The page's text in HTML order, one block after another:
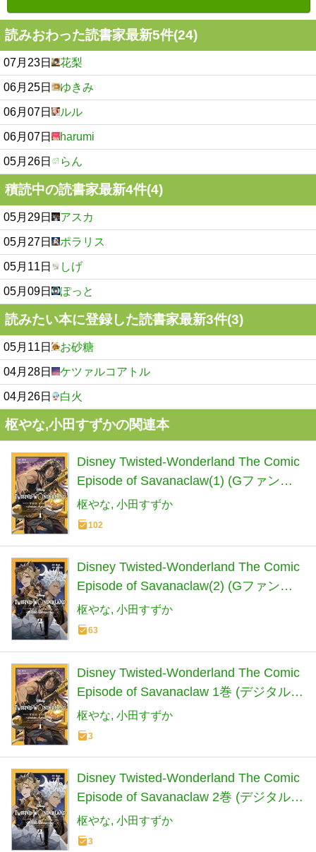
読みおわった読書家最新5件(24)
07月23日 花梨
06月25日 ゆきみ
06月07日 ルル
06月07日 harumi
05月26日 らん
積読中の読書家最新4件(4)
05月29日 アスカ
05月27日 ポラリス
05月11日 しげ
05月09日 ぽっと
読みたい本に登録した読書家最新3件(3)
05月11日 お砂糖
04月28日 ケツァルコアトル
04月26日 白火
枢やな,小田すずかの関連本
Disney Twisted-Wonderland The Comic
Episode of Savanaclaw(1) (Gファンタ
ジーコミックス)
枢やな 小田すずか
102
Disney Twisted-Wonderland The Comic
Episode of Savanaclaw(2) (Gファンタ
ジーコミックス)
枢やな 小田すずか
63
Disney Twisted-Wonderland The Comic
Episode of Savanaclaw 1巻 (デジタル版
Gファンタジーコミックス)
枢やな 小田すずか
3
Disney Twisted-Wonderland The Comic
Episode of Savanaclaw 2巻 (デジタル版
Gファンタジーコミックス)
枢やな 小田すずか
3